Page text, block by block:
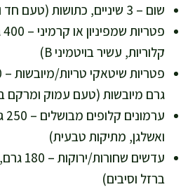
שום – 3 שיניים, כתושות (טעם חד ונוגדי חמצון)
קלוריות, עשיר בויטמיני B)
גרם מיובשות (טעם עמוק ומרקם
ואשלגן, מתיקות טבעית)
עדשים
ברזל וסיבים)